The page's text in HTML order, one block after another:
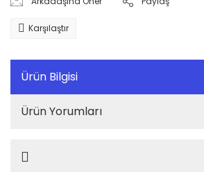
Karşılaştır
Ürün Bilgisi
Ürün Yorumları